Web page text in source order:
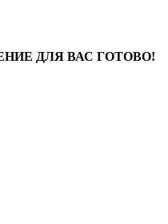
ДЛЯ ВАС ГОТОВО!